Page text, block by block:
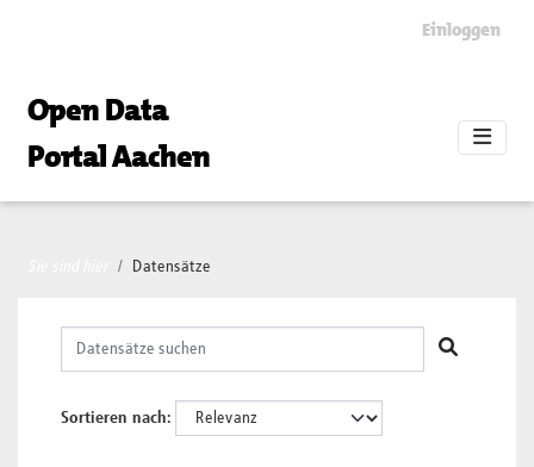
Einloggen
Open Data
Portal Aachen
Datensätze
Sortieren nach